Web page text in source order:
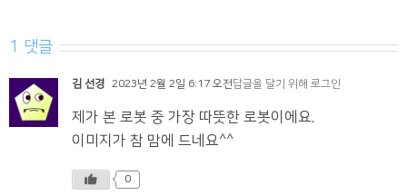
1 댓글
김 선경 2023년 2월 2일 6:17 오전답글을 달기 위해 로그인
제가 본 로봇 중 가장 따뜻한 로봇이에요.
이미지가 참 맘에 드네요^^
0